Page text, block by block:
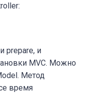
prepare, и
MVC. Можно
Метод
время